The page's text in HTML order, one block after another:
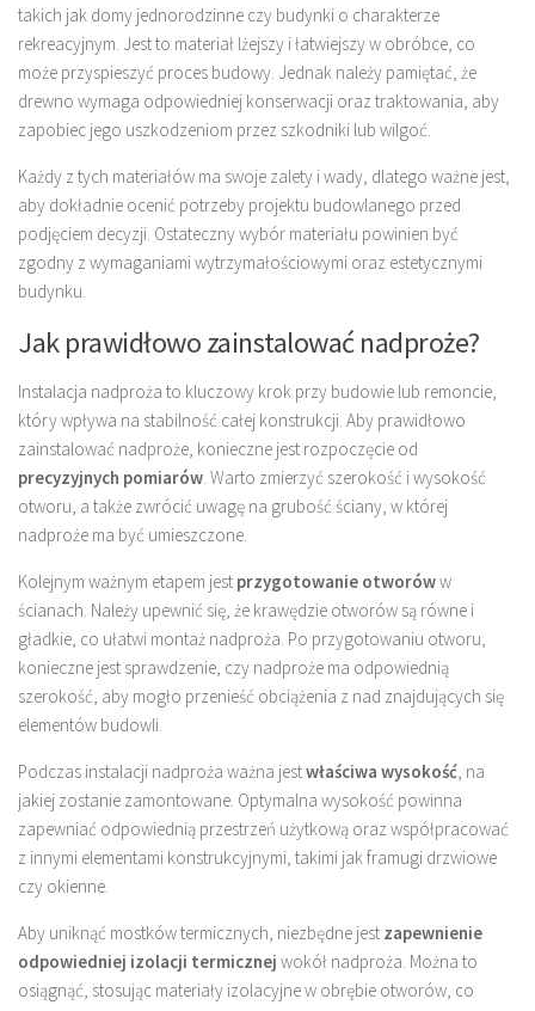
takich jak domy jednorodzinne czy budynki o charakterze
rekreacyjnym. Jest to materiał lżejszy i łatwiejszy w obróbce, co
może przyspieszyć proces budowy. Jednak należy pamiętać, że
drewno wymaga odpowiedniej konserwacji oraz traktowania, aby
zapobiec jego uszkodzeniom przez szkodniki lub wilgoć.
Każdy z tych materiałów ma swoje zalety i wady, dlatego ważne jest,
aby dokładnie ocenić potrzeby projektu budowlanego przed
podjęciem decyzji. Ostateczny wybór materiału powinien być
zgodny z wymaganiami wytrzymałościowymi oraz estetycznymi
budynku.
Jak prawidłowo zainstalować nadproże?
Instalacja nadproża to kluczowy krok przy budowie lub remoncie,
który wpływa na stabilność całej konstrukcji. Aby prawidłowo
zainstalować nadproże, konieczne jest rozpoczęcie od
precyzyjnych pomiarów. Warto zmierzyć szerokość i wysokość
otworu, a także zwrócić uwagę na grubość ściany, w której
nadproże ma być umieszczone.
Kolejnym ważnym etapem jest przygotowanie otworóww
ścianach. Należy upewnić się, że krawędzie otworów są równe i
gładkie, co ułatwi montaż nadproża. Po przygotowaniu otworu,
konieczne jest sprawdzenie, czy nadproże ma odpowiednią
szerokość, aby mogło przenieść obciążenia z nad znajdujących się
elementów budowli.
Podczas instalacji nadproża ważna jestwłaściwa wysokość, na
jakiej zostanie zamontowane. Optymalna wysokość powinna
zapewniać odpowiednią przestrzeń użytkową oraz współpracować
z innymi elementami konstrukcyjnymi, takimi jak framugi drzwiowe
czy okienne.
Aby uniknąć mostków termicznych, niezbędne jest zapewnienie
odpowiedniej izolacji termicznej wokół nadproża. Można to
osiągnąć, stosując materiały izolacyjne w obrębie otworów, co